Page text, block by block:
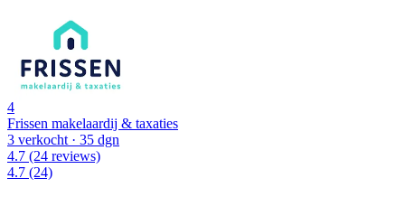
4
Frissen makelaardij & taxaties
3 verkocht · 35 dgn
4.7 (24 reviews)
4.7 (24)